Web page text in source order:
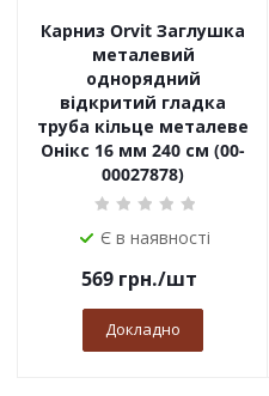
Карниз Orvit Заглушка
металевий
однорядний
відкритий гладка
труба кільце металеве
Онікс 16 мм 240 см (00-
00027878)
Є в наявності
569грн./шт
Докладно